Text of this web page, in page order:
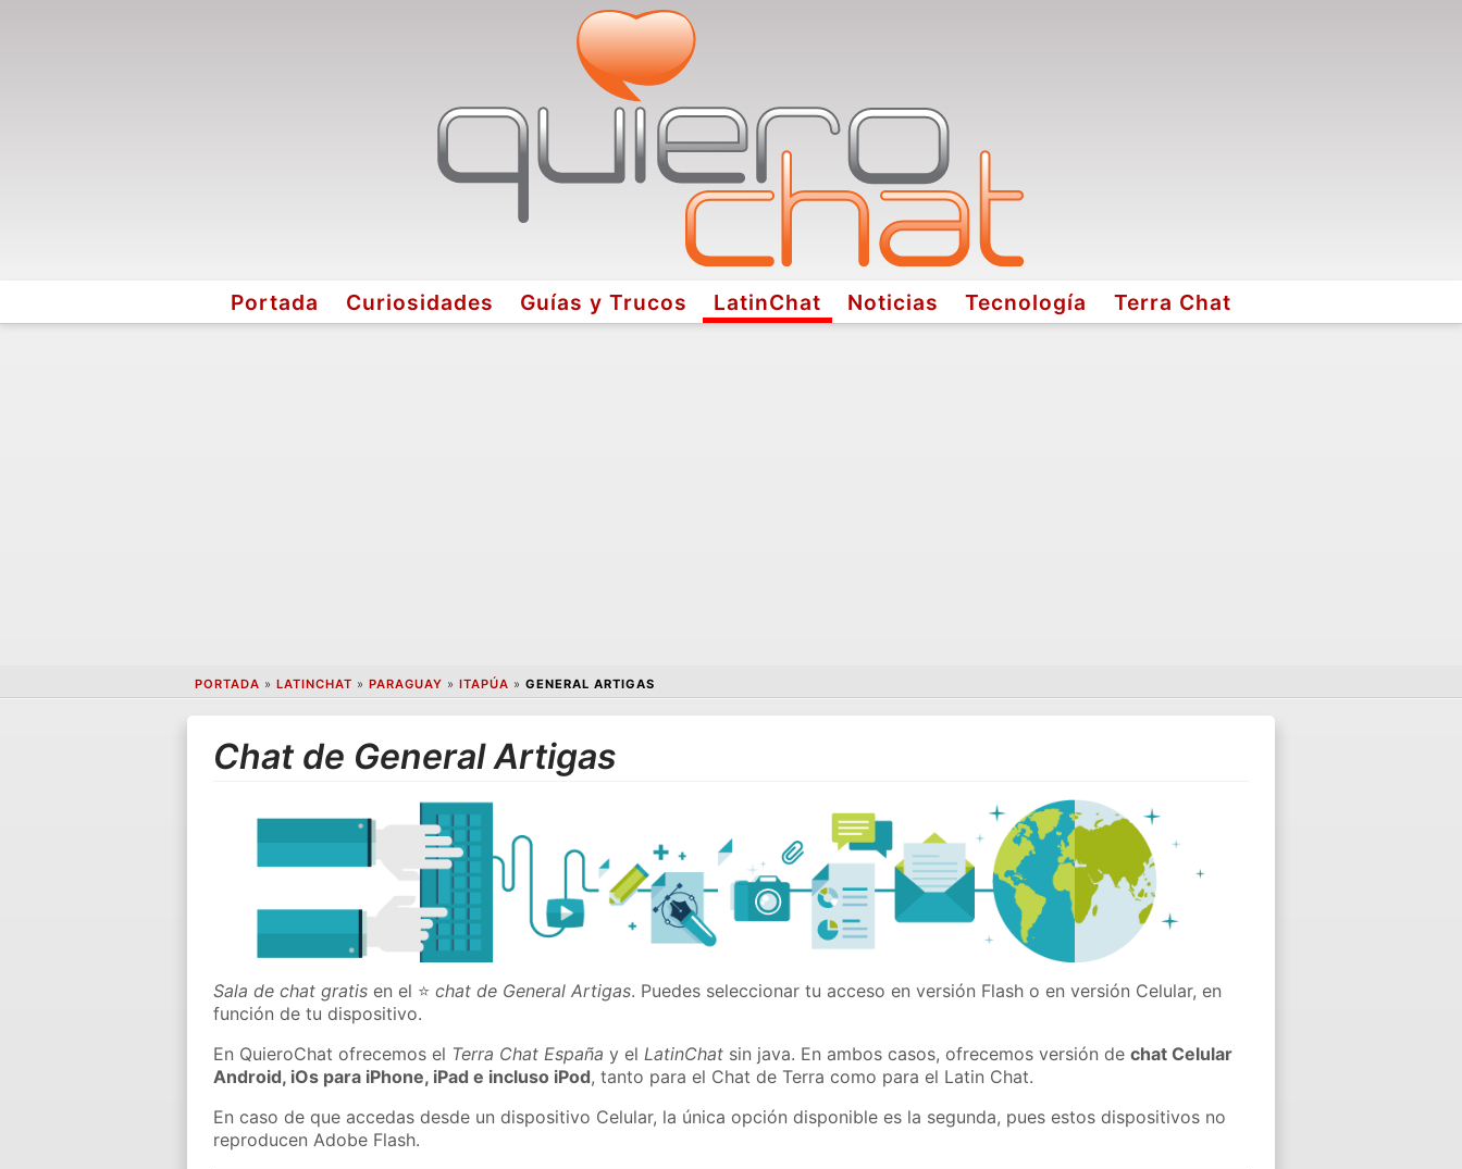
Portada Curiosidades Guías y Trucos LatinChat Noticias Tecnología Terra Chat
PORTADA » LATINCHAT » PARAGUAY » ITAPÚA » GENERAL ARTIGAS
Chat de General Artigas
Sala de chat gratis en el ⭐chat de General Artigas. Puedes seleccionar tu acceso en versión Flash o en versión Celular, en
función de tu dispositivo.
En QuieroChat ofrecemos el Terra Chat España y elLatinChat sin java. En ambos casos, ofrecemos versión dechat Celular
Android, iOs para iPhone, iPad e incluso iPod, tanto para el Chat de Terra como para el Latin Chat.
En caso de que accedas desde un dispositivo Celular, la única opción disponible es la segunda, pues estos dispositivos no
reproducen Adobe Flash.